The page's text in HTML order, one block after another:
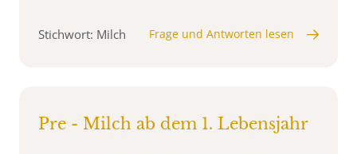
Stichwort: Milch Frage und Antworten lesen
Pre - Milch ab dem 1. Lebensjahr